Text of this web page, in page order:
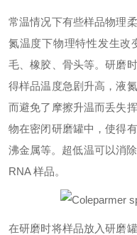
常温情况下有些样品物理
氮温度下物理特性发生改
毛、橡胶、骨头等。研磨
得样品温度急剧升高，液
而避免了摩擦升温而丢失
物在密闭研磨罐中，使得
沸金属等。超低温可以消
RNA 样品。
在研磨时将样品放入研磨